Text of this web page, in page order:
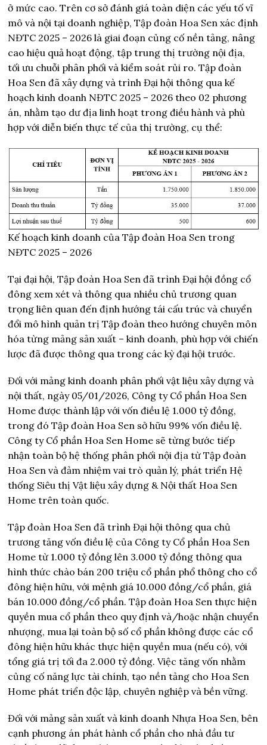
ở mức cao. Trên cơ sở đánh giá toàn diện các yếu tố vĩ
mô và nội tại doanh nghiệp, Tập đoàn Hoa Sen xác định
NĐTC 2025 – 2026 là giai đoạn củng cố nền tảng, nâng
cao hiệu quả hoạt động, tập trung thị trường nội địa,
tối ưu chuỗi phân phối và kiểm soát rủi ro. Tập đoàn
Hoa Sen đã xây dựng và trình Đại hội thông qua kế
hoạch kinh doanh NĐTC 2025 – 2026 theo 02 phương
án, nhằm tạo dư địa linh hoạt trong điều hành và phù
hợp với diễn biến thực tế của thị trường, cụ thể:
Kế hoạch kinh doanh của Tập đoàn Hoa Sen trong
NĐTC 2025 – 2026
Tại đại hội, Tập đoàn Hoa Sen đã trình Đại hội đồng cổ
đông xem xét và thông qua nhiều chủ trương quan
trọng liên quan đến định hướng tái cấu trúc và chuyển
đổi mô hình quản trị Tập đoàn theo hướng chuyên môn
hóa từng mảng sản xuất – kinh doanh, phù hợp với chiến
lược đã được thông qua trong các kỳ đại hội trước.
Đối với mảng kinh doanh phân phối vật liệu xây dựng và
nội thất, ngày 05/01/2026, Công ty Cổ phần Hoa Sen
Home được thành lập với vốn điều lệ 1.000 tỷ đồng,
trong đó Tập đoàn Hoa Sen sở hữu 99% vốn điều lệ.
Công ty Cổ phần Hoa Sen Home sẽ từng bước tiếp
nhận toàn bộ hệ thống phân phối nội địa từ Tập đoàn
Hoa Sen và đảm nhiệm vai trò quản lý, phát triển Hệ
thống Siêu thị Vật liệu xây dựng & Nội thất Hoa Sen
Home trên toàn quốc.
Tập đoàn Hoa Sen đã trình Đại hội thông qua chủ
trương tăng vốn điều lệ của Công ty Cổ phần Hoa Sen
Home từ 1.000 tỷ đồng lên 3.000 tỷ đồng thông qua
hình thức chào bán 200 triệu cổ phần phổ thông cho cổ
đông hiện hữu, với mệnh giá 10.000 đồng/cổ phần, giá
bán 10.000 đồng/cổ phần. Tập đoàn Hoa Sen thực hiện
quyền mua cổ phần theo quy định và/hoặc nhận chuyển
nhượng, mua lại toàn bộ số cổ phần không được các cổ
đông hiện hữu khác thực hiện quyền mua (nếu có), với
tổng giá trị tối đa 2.000 tỷ đồng. Việc tăng vốn nhằm
củng cố năng lực tài chính, tạo nền tảng cho Hoa Sen
Home phát triển độc lập, chuyên nghiệp và bền vững.
Đối với mảng sản xuất và kinh doanh Nhựa Hoa Sen, bên
cạnh phương án phát hành cổ phần cho nhà đầu tư